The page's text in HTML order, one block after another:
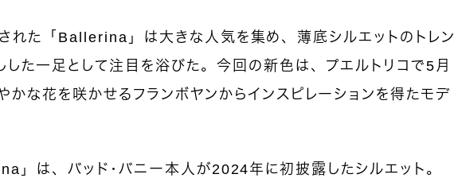
れた「Ballerina」は大きな人気を集め、薄底シルエットのトレン
した一足として注目を浴びた。今回の新色は、プエルトリコで5月
かな花を咲かせるフランボヤンからインスピレーションを得たモデ
」は、バッド・バニー本人が2024年に初披露したシルエット。